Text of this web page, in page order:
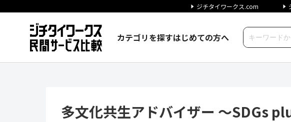
ジチタイワークス.com
カテゴリを探すはじめての方へ
多文化共生アドバイザー ～SDGs